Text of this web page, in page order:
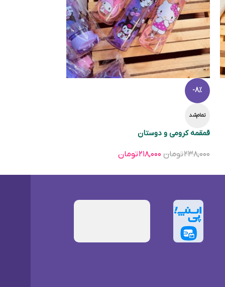
-8%
تمام‌شد
قمقمه کرومی و دوستان
۲۳۸,۰۰۰تومان ۲۱۸,۰۰۰تومان